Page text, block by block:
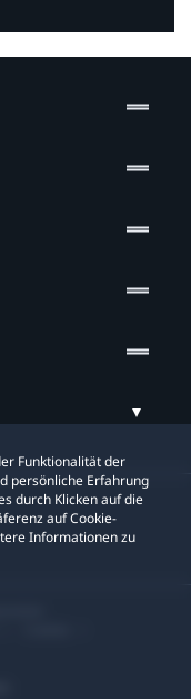
Funktionalität der
persönliche Erfahrung
durch Klicken auf die
auf Cookie-
Informationen zu